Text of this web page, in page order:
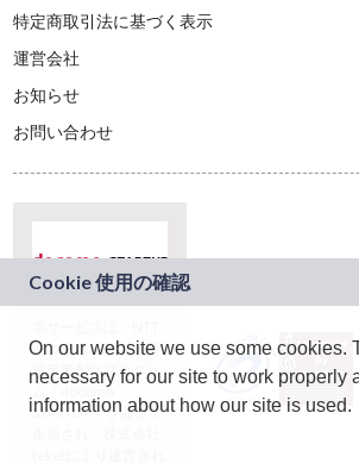
特定商取引法に基づく表示
運営会社
お知らせ
お問い合わせ
ドコモグループの新
規事業創出プログラ
ム「docomo
STARTUP」を通じて
On our website we use some cookies.
necessary for our site to work properly
information about how our site is used.